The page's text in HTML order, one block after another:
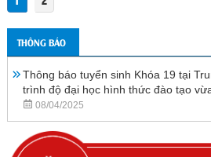
THÔNG BÁO
Thông báo tuyển sinh Khóa 19 tại
trình độ đại học hình thức đào tạo
08/04/2025